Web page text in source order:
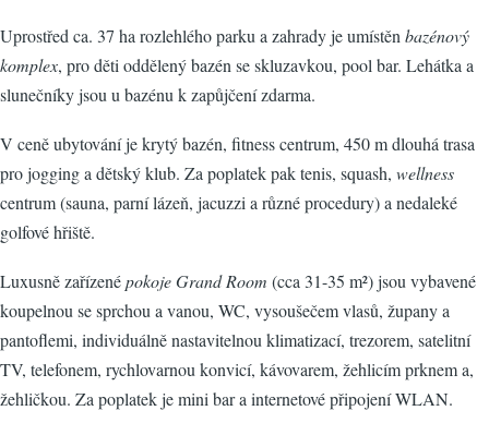
Uprostřed ca. 37 ha rozlehlého parku a zahrady je umístěn bazénový
komplex, pro děti oddělený bazén se skluzavkou, pool bar. Lehátka a
slunečníky jsou u bazénu k zapůjčení zdarma.
V ceně ubytování je krytý bazén, fitness centrum, 450 m dlouhá trasa
pro jogging a dětský klub. Za poplatek pak tenis, squash, wellness
centrum (sauna, parní lázeň, jacuzzi a různé procedury) a nedaleké
golfové hřiště.
Luxusně zařízenépokoje Grand Room (cca 31-35 m²) jsou vybavené
koupelnou se sprchou a vanou, WC, vysoušečem vlasů, župany a
pantoflemi, individuálně nastavitelnou klimatizací, trezorem, satelitní
TV, telefonem, rychlovarnou konvicí, kávovarem, žehlicím prknem a,
žehličkou. Za poplatek je mini bar a internetové připojení WLAN.